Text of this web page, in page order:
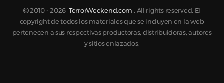
2010 -2026 TerrorWeekend.com . All rights reserved. El
copyright de todos los materiales que se incluyen en la web
pertenecen a sus respectivas productoras, distribuidoras, autores
y sitios enlazados.